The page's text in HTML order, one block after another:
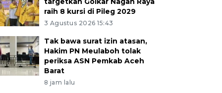
raih 8 kursi di Pileg 2029
3 Agustus 2026 15:43
Tak bawa surat izin atasan,
Hakim PN Meulaboh tolak
periksa ASN Pemkab Aceh
Barat
8 jam lalu